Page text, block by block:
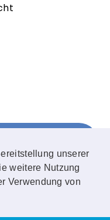
unserer
weitere Nutzung
Verwendung von